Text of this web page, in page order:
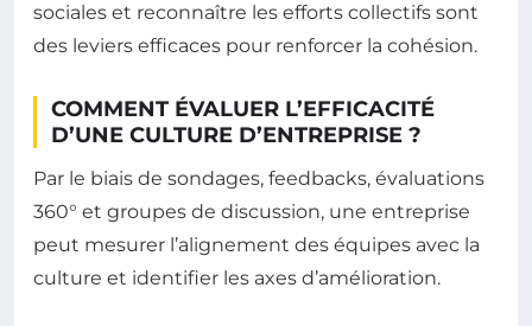
sociales et reconnaître les efforts collectifs sont
des leviers efficaces pour renforcer la cohésion.
COMMENT ÉVALUER L’EFFICACITÉ
D’UNE CULTURE D’ENTREPRISE ?
Par le biais de sondages, feedbacks, évaluations
360° et groupes de discussion, une entreprise
peut mesurer l’alignement des équipes avec la
culture et identifier les axes d’amélioration.